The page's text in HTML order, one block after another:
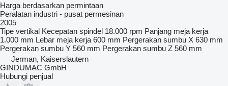
Harga berdasarkan permintaan
Peralatan industri - pusat permesinan
2005
Tipe vertikal Kecepatan spindel 18.000 rpm Panjang meja kerja
1.000 mm Lebar meja kerja 600 mm Pergerakan sumbu X 630 mm
Pergerakan sumbu Y 560 mm Pergerakan sumbu Z 560 mm
Jerman, Kaiserslautern
GINDUMAC GmbH
Hubungi penjual